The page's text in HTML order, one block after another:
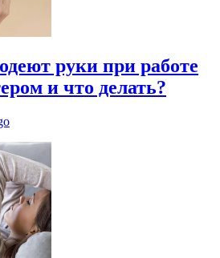
руки при работе
и что делать?